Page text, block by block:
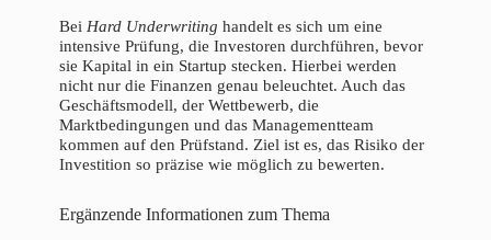
Bei Hard Underwriting handelt es sich um eine
intensive Prüfung, die Investoren durchführen, bevor
sie Kapital in ein Startup stecken. Hierbei werden
nicht nur die Finanzen genau beleuchtet. Auch das
Geschäftsmodell, der Wettbewerb, die
Marktbedingungen und das Managementteam
kommen auf den Prüfstand. Ziel ist es, das Risiko der
Investition so präzise wie möglich zu bewerten.
Ergänzende Informationen zum Thema